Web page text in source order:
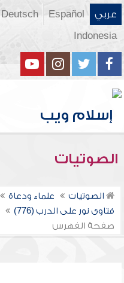
عربي Español
Deutsch
Indonesia
الصوتيات
الصوتيات علماء ودعاة
فتاوى نور على الدرب (776)
صفحة الفهرس